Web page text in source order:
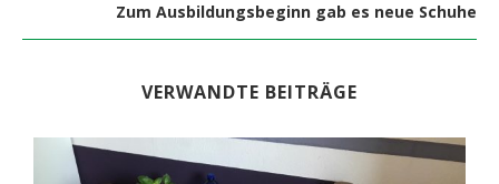
Zum Ausbildungsbeginn gab es neue Schuhe
VERWANDTE BEITRÄGE